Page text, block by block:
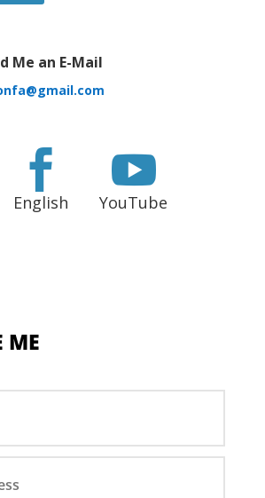
Me an E-Mail

English

YouTube
ME